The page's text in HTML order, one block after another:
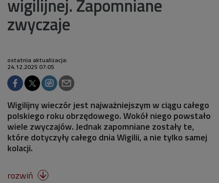
wigilijnej. Zapomniane
zwyczaje
ostatnia aktualizacja:
24.12.2025 07:05
Wigilijny wieczór jest najważniejszym w ciągu całego
polskiego roku obrzędowego. Wokół niego powstało
wiele zwyczajów. Jednak zapomniane zostały te,
które dotyczyły całego dnia Wigilii, a nie tylko samej
kolacji.
rozwiń 